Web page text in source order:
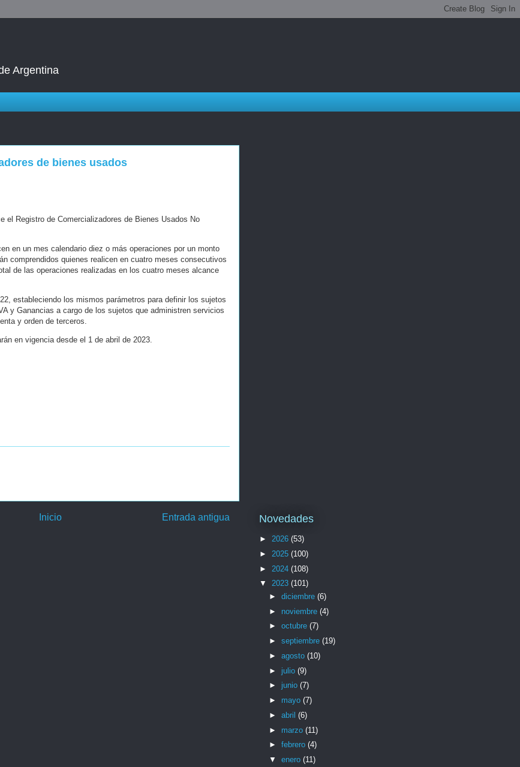
Argentina
de bienes usados
el Registro de Comercializadores de Bienes Usados No
en un mes calendario diez o más operaciones por un monto
comprendidos quienes realicen en cuatro meses consecutivos
de las operaciones realizadas en los cuatro meses alcance
estableciendo los mismos parámetros para definir los sujetos
y Ganancias a cargo de los sujetos que administren servicios
y orden de terceros.
en vigencia desde el 1 de abril de 2023.
Entrada antigua
Inicio Novedades
► 2026 (53)
► 2025 (100)
► 2024 (108)
▼ 2023 (101)
► diciembre (6)
► noviembre (4)
► octubre (7)
► septiembre (19)
► agosto (10)
► julio (9)
► junio (7)
► mayo (7)
► abril (6)
► marzo (11)
► febrero (4)
▼ enero (11)